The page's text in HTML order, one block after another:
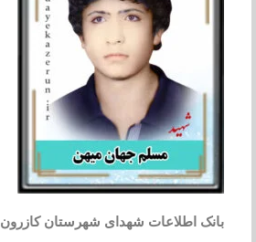
بانک اطلاعات شهدای شهرستان کازرون